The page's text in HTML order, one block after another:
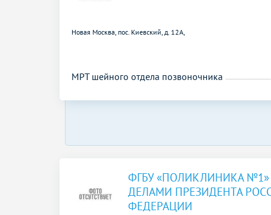
Новая Москва, пос. Киевский, д. 12А,
МРТ шейного отдела позвоночника
ФГБУ «ПОЛИКЛИНИКА №1»
ДЕЛАМИ ПРЕЗИДЕНТА
ФЕДЕРАЦИИ